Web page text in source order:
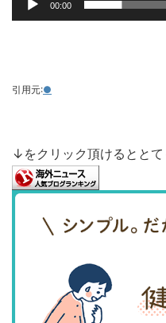
00:00
引用元:●
↓をクリック頂けるととて